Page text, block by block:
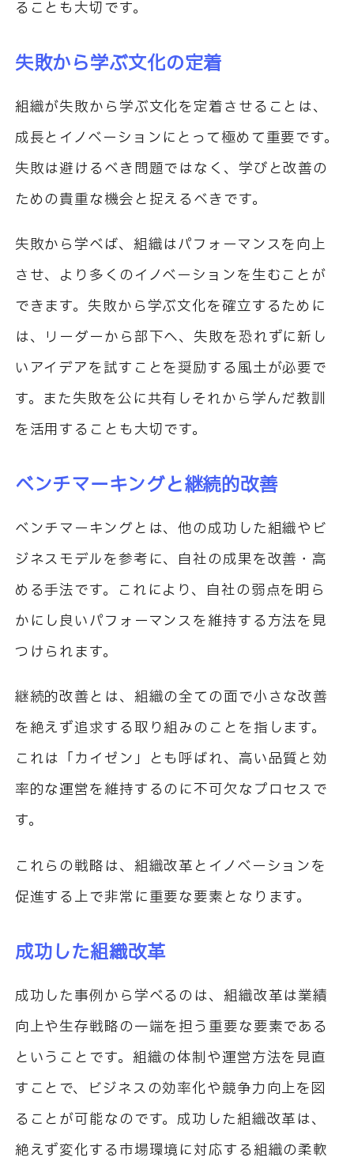
ることも大切です。
失敗から学ぶ文化の定着
組織が失敗から学ぶ文化を定着させることは、
成長とイノベーションにとって極めて重要です。
失敗は避けるべき問題ではなく、学びと改善の
ための貴重な機会と捉えるべきです。
失敗から学べば、組織はパフォーマンスを向上
させ、より多くのイノベーションを生むことが
できます。失敗から学ぶ文化を確立するために
は、リーダーから部下へ、失敗を恐れずに新し
いアイデアを試すことを奨励する風土が必要で
す。また失敗を公に共有しそれから学んだ教訓
を活用することも大切です。
ベンチマーキングと継続的改善
ベンチマーキングとは、他の成功した組織やビ
ジネスモデルを参考に、自社の成果を改善・高
める手法です。これにより、自社の弱点を明ら
かにし良いパフォーマンスを維持する方法を見
つけられます。
継続的改善とは、組織の全ての面で小さな改善
を絶えず追求する取り組みのことを指します。
これは「カイゼン」とも呼ばれ、高い品質と効
率的な運営を維持するのに不可欠なプロセスで
す。
これらの戦略は、組織改革とイノベーションを
促進する上で非常に重要な要素となります。
成功した組織改革
成功した事例から学べるのは、組織改革は業績
向上や生存戦略の一端を担う重要な要素である
ということです。組織の体制や運営方法を見直
すことで、ビジネスの効率化や競争力向上を図
ることが可能なのです。成功した組織改革は、
絶えず変化する市場環境に対応する組織の柔軟